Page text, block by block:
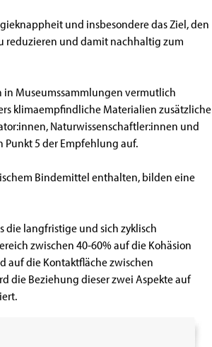
und insbesondere das Ziel, den
reduzieren und damit nachhaltig zum
Museumssammlungen vermutlich
klimaempfindliche Materialien zusätzliche
Naturwissenschaftler:innen und
5 der Empfehlung auf.
Bindemittel enthalten, bilden eine
die langfristige und sich zyklisch
zwischen 40-60% auf die Kohäsion
auf die Kontaktfläche zwischen
die Beziehung dieser zwei Aspekte auf